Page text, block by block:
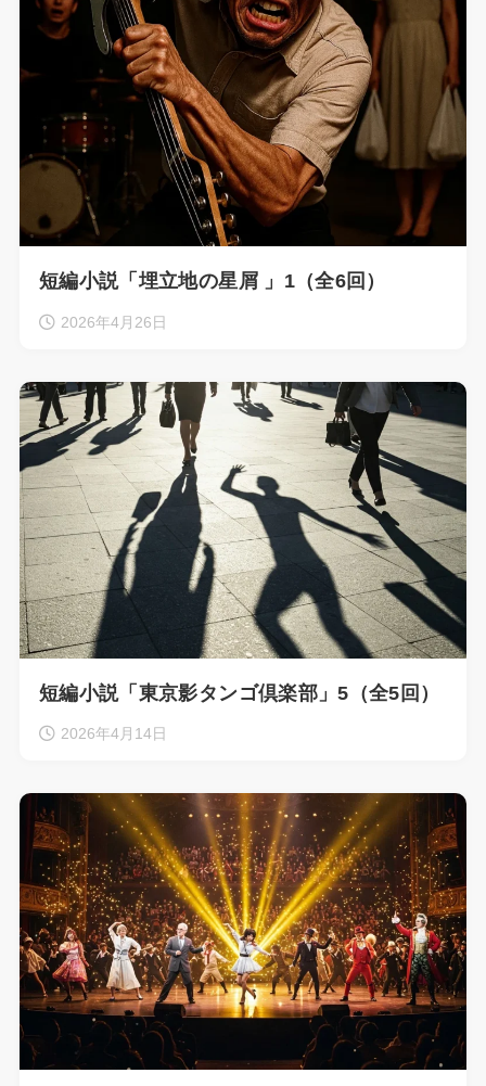
短編小説「埋立地の星屑 」1（全6回）
2026年4月26日
短編小説「東京影タンゴ倶楽部」5（全5回）
2026年4月14日